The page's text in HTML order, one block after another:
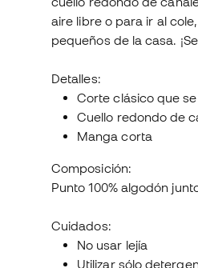
aire libre o para ir al
pequeños de la casa.
Detalles:
Corte clásico que
Cuello redondo de
Manga corta
Composición:
Punto 100% algodón
Cuidados:
No usar lejía
Utilizar sólo